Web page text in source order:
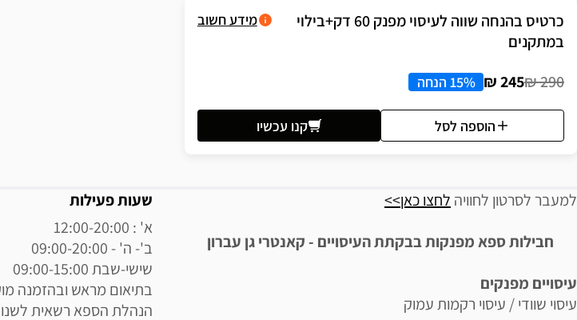
כרטיס בהנחה שווה לעיסוי מפנק 60 דק+בילוי
במתקנים
מידע חשוב
290 ₪
245 ₪ 15% הנחה
הוספה לסל קנו עכשיו
תיאור הבילוי
למעבר לסרטון לחוויה לחצו כאן>>
חבילות ספא מפנקות בבקתת העיסויים -קאנטרי גן עברון
עיסויים מפנקים
עיסוי שוודי / עיסוי רקמות עמוק
מידע נוסף
שעות פעילות